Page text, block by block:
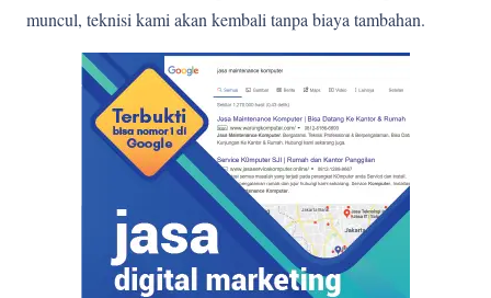
muncul, teknisi kami akan kembali tanpa biaya tambahan.